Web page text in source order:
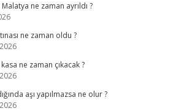
ne zaman ayrıldı ?
ne zaman oldu ?
ne zaman çıkacak ?
aşı yapılmazsa ne olur ?